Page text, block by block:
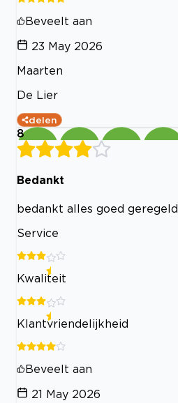
Beveelt aan
23 May 2026
Maarten
De Lier
delen
8
Bedankt
bedankt alles goed geregeld
Service
Kwaliteit
Klantvriendelijkheid
Beveelt aan
21 May 2026